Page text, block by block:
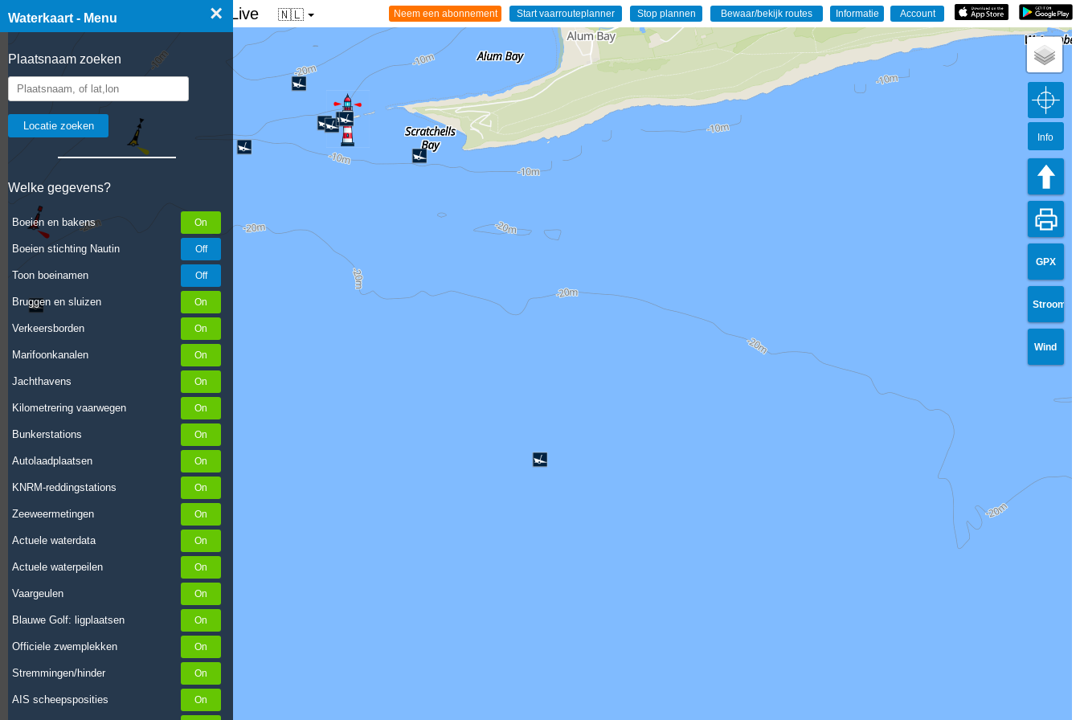
Waterkaart - Menu ×
Plaatsnaam zoeken
Welke gegevens?
Boeien en bakens
Boeien stichting Nautin
Toon boeinamen
Bruggen en sluizen
Verkeersborden
Marifoonkanalen
Jachthavens
Kilometrering vaarwegen
Bunkerstations
Autolaadplaatsen
KNRM-reddingstations
Zeeweermetingen
Actuele waterdata
Actuele waterpeilen
Vaargeulen
Blauwe Golf: ligplaatsen
Officiele zwemplekken
Stremmingen/hinder
AIS scheepsposities
☰ Waterkaart van Nederland - Live 🇳🇱
GPX
Stroom
Wind
Info